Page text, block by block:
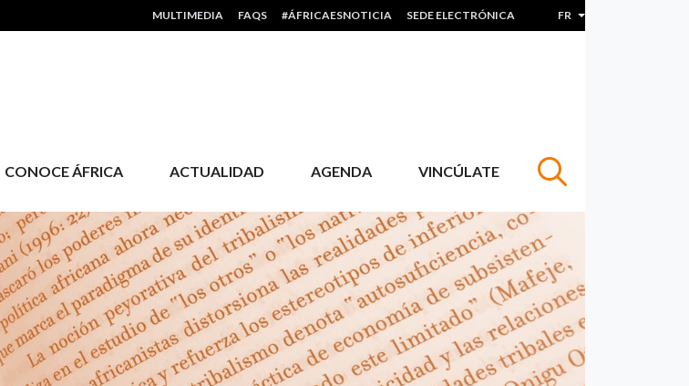
HEADER MENU
MULTIMEDIA FAQS #ÁFRICAESNOTICIA SEDE ELECTRÓNICA FR Lister les actions
CONOCE ÁFRICA ACTUALIDAD AGENDA VINCÚLATE